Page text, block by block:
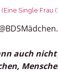
(Eine Single Frau
auch